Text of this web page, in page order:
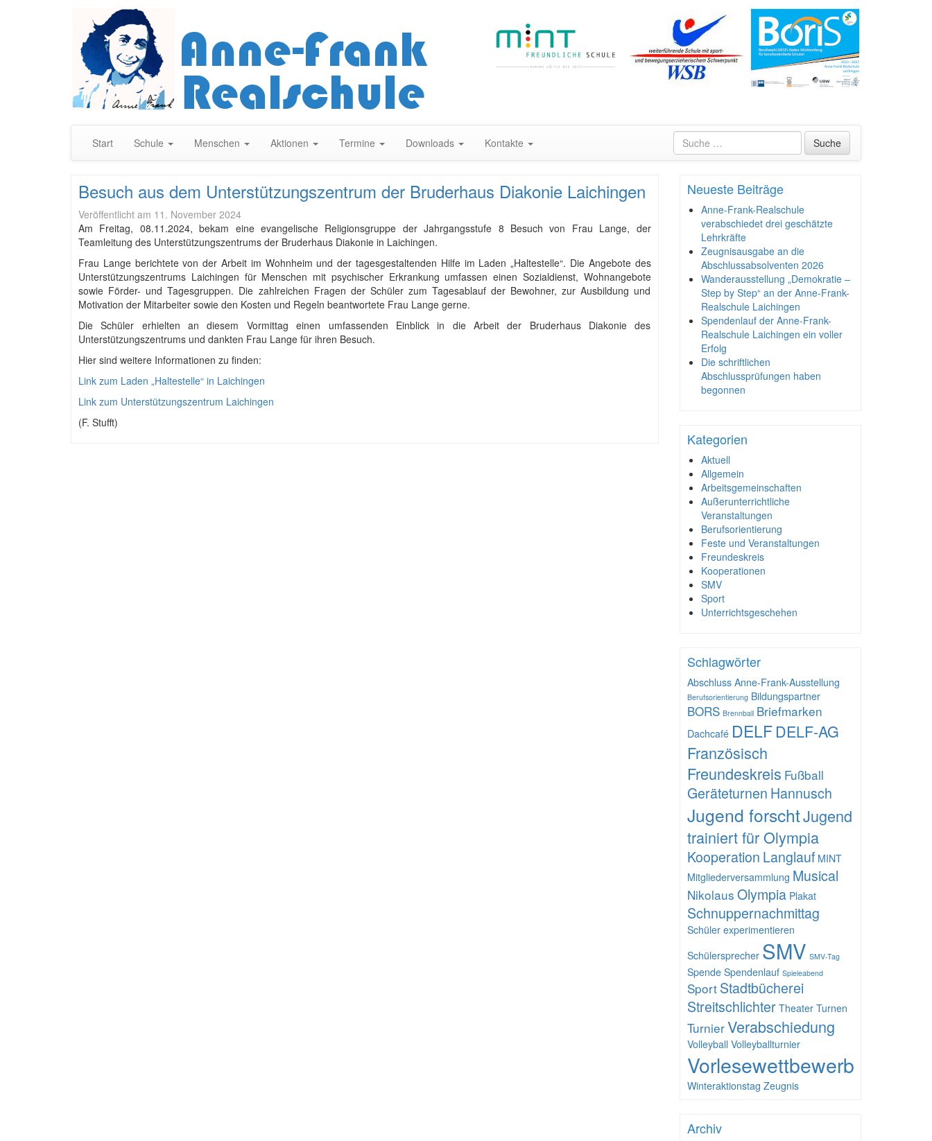
Inhalt
Start Schule Menschen Aktionen Termine Downloads Kontakte Suche
Besuch aus dem Unterstützungszentrum der Bruderhaus Diakonie Laichingen
Veröffentlicht am 11. November 2024
Am Freitag, 08.11.2024, bekam eine evangelische Religionsgruppe der Jahrgangsstufe 8 Besuch von Frau Lange, der
Teamleitung des Unterstützungszentrums der Bruderhaus Diakonie in Laichingen.
Frau Lange berichtete von der Arbeit im Wohnheim und der tagesgestaltenden Hilfe im Laden „Haltestelle“. Die Angebote des
Unterstützungszentrums Laichingen für Menschen mit psychischer Erkrankung umfassen einen Sozialdienst, Wohnangebote
sowie Förder- und Tagesgruppen. Die zahlreichen Fragen der Schüler zum Tagesablauf der Bewohner, zur Ausbildung und
Motivation der Mitarbeiter sowie den Kosten und Regeln beantwortete Frau Lange gerne.
Die Schüler erhielten an diesem Vormittag einen umfassenden Einblick in die Arbeit der Bruderhaus Diakonie des
Unterstützungszentrums und dankten Frau Lange für ihren Besuch.
Hier sind weitere Informationen zu finden:
Link zum Laden „Haltestelle“ in Laichingen
Link zum Unterstützungszentrum Laichingen
(F. Stufft)
Neueste Beiträge
Anne-Frank-Realschule
verabschiedet drei geschätzte
Lehrkräfte
Zeugnisausgabe an die
Abschlussabsolventen 2026
Wanderausstellung „Demokratie –
Step by Step“ an der Anne-Frank-
Realschule Laichingen
Spendenlauf der Anne-Frank-
Realschule Laichingen ein voller
Erfolg
Die schriftlichen
Abschlussprüfungen haben
begonnen
Kategorien
Aktuell
Allgemein
Arbeitsgemeinschaften
Außerunterrichtliche
Veranstaltungen
Berufsorientierung
Feste und Veranstaltungen
Freundeskreis
Kooperationen
SMV
Sport
Unterrichtsgeschehen
Schlagwörter
Abschluss Anne-Frank-Ausstellung
Berufsorientierung Bildungspartner
BORS Brennball Briefmarken
Dachcafé DELF DELF-AG
Französisch
Freundeskreis Fußball
Geräteturnen Hannusch
Jugend forschtJugend
trainiert für Olympia
Kooperation Langlauf MINT
Mitgliederversammlung Musical
Nikolaus Olympia Plakat
Schnuppernachmittag
Schüler experimentieren
Schülersprecher SMV SMV-Tag
Spende Spendenlauf Spieleabend
Sport Stadtbücherei
Streitschlichter Theater Turnen
TurnierVerabschiedung
Volleyball Volleyballturnier
Vorlesewettbewerb
Winteraktionstag Zeugnis
Archiv